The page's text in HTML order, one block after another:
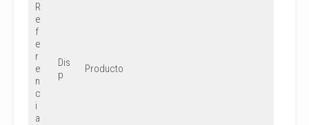
R
e
f
e
r
e
n
c
i
a
Dis
p
Producto